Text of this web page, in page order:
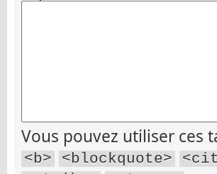
Vous pouvez utiliser ces
<b>
<blockquote>